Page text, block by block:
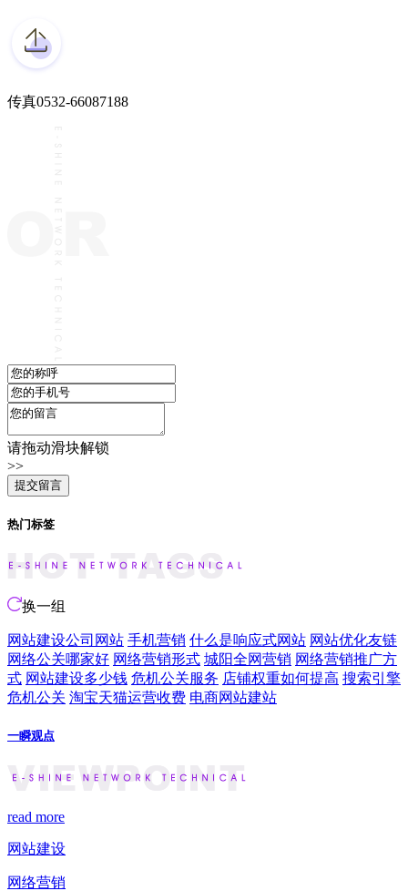
传真0532-66087188
请拖动滑块解锁
>>
热门标签
换一组
网站建设公司网站 手机营销 什么是响应式网站 网站优化友链
网络公关哪家好 网络营销形式 城阳全网营销 网络营销推广方
式 网站建设多少钱 危机公关服务 店铺权重如何提高 搜索引擎
危机公关 淘宝天猫运营收费 电商网站建站
一瞬观点
read more
网站建设
网络营销